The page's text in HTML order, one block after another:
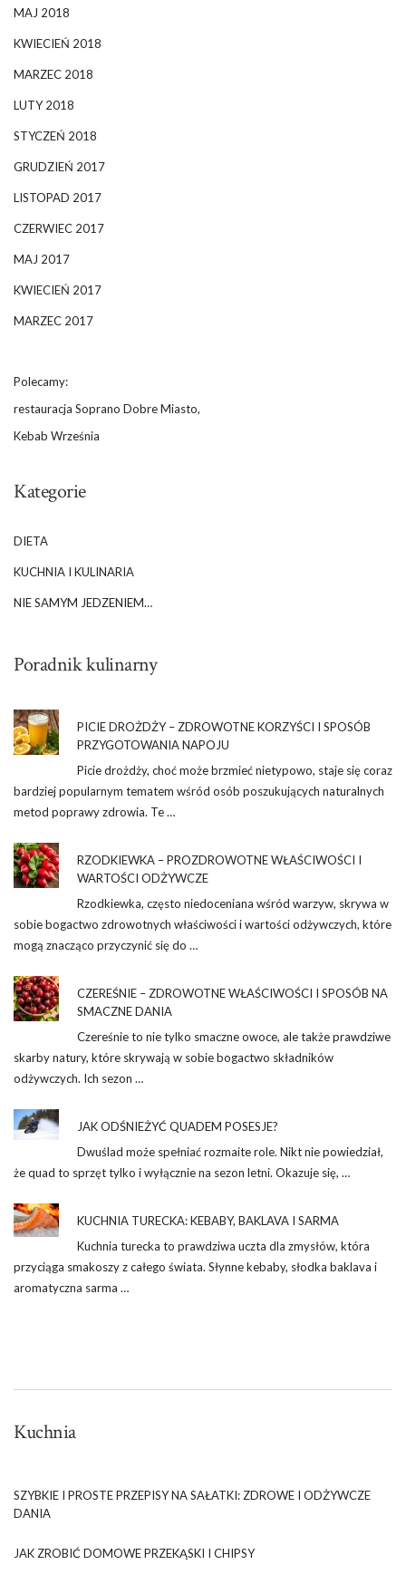
MAJ 2018
KWIECIEŃ 2018
MARZEC 2018
LUTY 2018
STYCZEŃ 2018
GRUDZIEŃ 2017
LISTOPAD 2017
CZERWIEC 2017
MAJ 2017
KWIECIEŃ 2017
MARZEC 2017
Polecamy:
restauracja Soprano Dobre Miasto,
Kebab Września
Kategorie
DIETA
KUCHNIA I KULINARIA
NIE SAMYM JEDZENIEM…
Poradnik kulinarny
PICIE DROŻDŻY – ZDROWOTNE KORZYŚCI I SPOSÓB
PRZYGOTOWANIA NAPOJU
Picie drożdży, choć może brzmieć nietypowo, staje się coraz
bardziej popularnym tematem wśród osób poszukujących naturalnych
metod poprawy zdrowia. Te …
RZODKIEWKA – PROZDROWOTNE WŁAŚCIWOŚCI I
WARTOŚCI ODŻYWCZE
Rzodkiewka, często niedoceniana wśród warzyw, skrywa w
sobie bogactwo zdrowotnych właściwości i wartości odżywczych, które
mogą znacząco przyczynić się do …
CZEREŚNIE – ZDROWOTNE WŁAŚCIWOŚCI I SPOSÓB NA
SMACZNE DANIA
Czereśnie to nie tylko smaczne owoce, ale także prawdziwe
skarby natury, które skrywają w sobie bogactwo składników
odżywczych. Ich sezon …
JAK ODŚNIEŻYĆ QUADEM POSESJE?
Dwuślad może spełniać rozmaite role. Nikt nie powiedział,
że quad to sprzęt tylko i wyłącznie na sezon letni. Okazuje się, …
KUCHNIA TURECKA: KEBABY, BAKLAVA I SARMA
Kuchnia turecka to prawdziwa uczta dla zmysłów, która
przyciąga smakoszy z całego świata. Słynne kebaby, słodka baklava i
aromatyczna sarma …
Kuchnia
SZYBKIE I PROSTE PRZEPISY NA SAŁATKI: ZDROWE I ODŻYWCZE
DANIA
JAK ZROBIĆ DOMOWE PRZEKĄSKI I CHIPSY